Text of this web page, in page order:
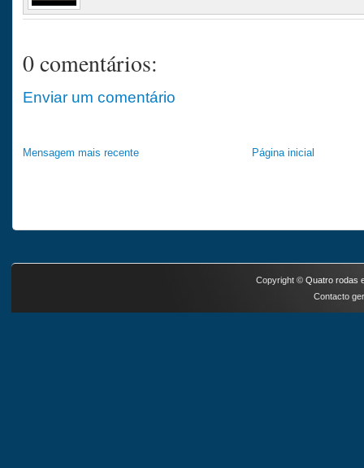
0 comentários:
Enviar um comentário
Mensagem mais recente Página inicial
Copyright © Quatro rodas
Contacto